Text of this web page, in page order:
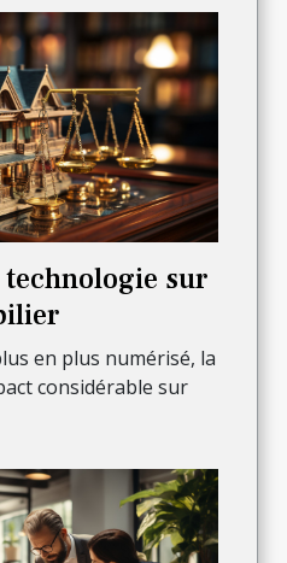
sur
en plus numérisé, la
considérable sur